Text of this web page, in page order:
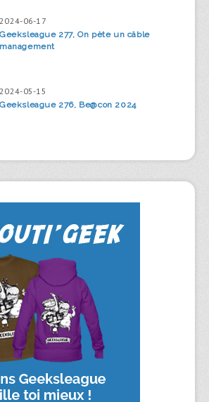
2024-06-17
Geeksleague 277, On pète un câble
management
2024-05-15
Geeksleague 276, Be@con 2024